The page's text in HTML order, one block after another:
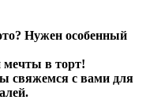
Нужен особенный
в торт!
свяжемся с вами для